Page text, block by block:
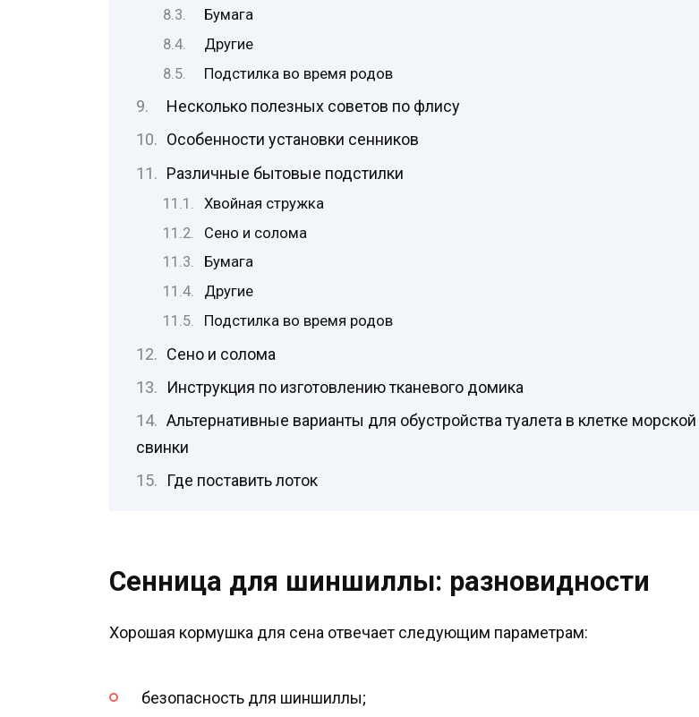
Бумага
Другие
Подстилка во время родов
Несколько полезных советов по флису
Особенности установки сенников
Различные бытовые подстилки
Хвойная стружка
Сено и солома
Бумага
Другие
Подстилка во время родов
Сено и солома
Инструкция по изготовлению тканевого домика
Альтернативные варианты для обустройства туалета в клетке морской
свинки
Где поставить лоток
Сенница для шиншиллы: разновидности
Хорошая кормушка для сена отвечает следующим параметрам:
безопасность для шиншиллы;